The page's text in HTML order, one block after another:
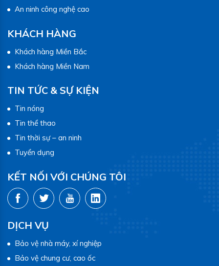
An ninh công nghệ cao
KHÁCH HÀNG
Khách hàng Miền Bắc
Khách hàng Miền Nam
TIN TỨC & SỰ KIỆN
Tin nóng
Tin thể thao
Tin thời sự – an ninh
Tuyển dụng
KẾT NỐI VỚI CHÚNG TÔI
DỊCH VỤ
Bảo vệ nhà máy, xí nghiệp
Bảo vệ chung cư, cao ốc